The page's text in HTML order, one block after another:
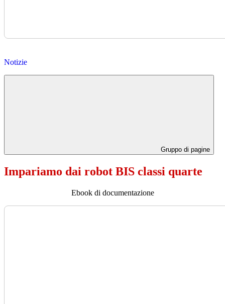
Notizie
Gruppo di pagine
Impariamo dai robot BIS classi quarte
Ebook di documentazione